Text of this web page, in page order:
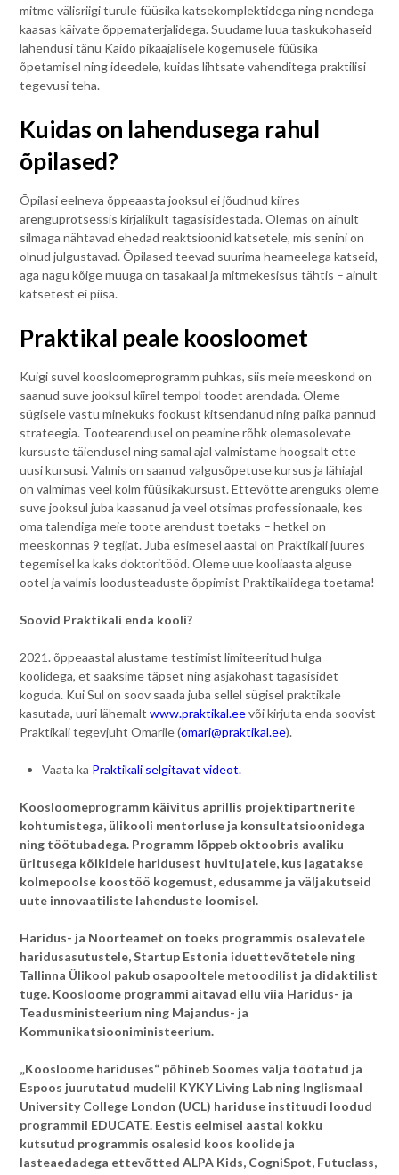
mitme välisriigi turule füüsika katsekomplektidega ning nendega
kaasas käivate õppematerjalidega. Suudame luua taskukohaseid
lahendusi tänu Kaido pikaajalisele kogemusele füüsika
õpetamisel ning ideedele, kuidas lihtsate vahenditega praktilisi
tegevusi teha.
Kuidas on lahendusega rahul
õpilased?
Õpilasi eelneva õppeaasta jooksul ei jõudnud kiires
arenguprotsessis kirjalikult tagasisidestada. Olemas on ainult
silmaga nähtavad ehedad reaktsioonid katsetele, mis senini on
olnud julgustavad. Õpilased teevad suurima heameelega katseid,
aga nagu kõige muuga on tasakaal ja mitmekesisus tähtis – ainult
katsetest ei piisa.
Praktikal peale koosloomet
Kuigi suvel koosloomeprogramm puhkas, siis meie meeskond on
saanud suve jooksul kiirel tempol toodet arendada. Oleme
sügisele vastu minekuks fookust kitsendanud ning paika pannud
strateegia. Tootearendusel on peamine rõhk olemasolevate
kursuste täiendusel ning samal ajal valmistame hoogsalt ette
uusi kursusi. Valmis on saanud valgusõpetuse kursus ja lähiajal
on valmimas veel kolm füüsikakursust. Ettevõtte arenguks oleme
suve jooksul juba kaasanud ja veel otsimas professionaale, kes
oma talendiga meie toote arendust toetaks – hetkel on
meeskonnas 9 tegijat. Juba esimesel aastal on Praktikali juures
tegemisel ka kaks doktoritööd. Oleme uue kooliaasta alguse
ootel ja valmis loodusteaduste õppimist Praktikalidega toetama!
Soovid Praktikali enda kooli?
2021. õppeaastal alustame testimist limiteeritud hulga
koolidega, et saaksime täpset ning asjakohast tagasisidet
koguda. Kui Sul on soov saada juba sellel sügisel praktikale
kasutada, uuri lähemaltwww.praktikal.eevõi kirjuta enda soovist
Praktikali tegevjuht Omarile (omari@praktikal.ee).
Vaata ka Praktikali selgitavat videot.
Koosloomeprogramm käivitus aprillis projektipartnerite
kohtumistega, ülikooli mentorluse ja konsultatsioonidega
ning töötubadega. Programm lõppeb oktoobris avaliku
üritusega kõikidele haridusest huvitujatele, kus jagatakse
kolmepoolse koostöö kogemust, edusamme ja väljakutseid
uute innovaatiliste lahenduste loomisel.
Haridus- ja Noorteamet on toeks programmis osalevatele
haridusasutustele, Startup Estonia iduettevõtetele ning
Tallinna Ülikool pakub osapooltele metoodilist ja didaktilist
tuge. Koosloome programmi aitavad ellu viia Haridus- ja
Teadusministeerium ning Majandus- ja
Kommunikatsiooniministeerium.
„Koosloome hariduses“ põhineb Soomes välja töötatud ja
Espoos juurutatud mudelil KYKY Living Lab ning Inglismaal
University College London (UCL) hariduse instituudi loodud
programmil EDUCATE. Eestis eelmisel aastal kokku
kutsutud programmis osalesid koos koolide ja
lasteaedadega ettevõtted ALPA Kids, CogniSpot, Futuclass,